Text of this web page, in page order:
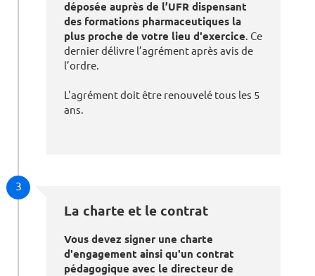
déposée auprès de l’UFR dispensant
des formations pharmaceutiques la
plus proche de votre lieu d'exercice. Ce
dernier délivre l’agrément après avis de
l’ordre.
L'agrément doit être renouvelé tous les 5
ans.
3
La charte et le contrat
Vous devez signer une charte
d'engagement ainsi qu'un contrat
pédagogique avec le directeur de